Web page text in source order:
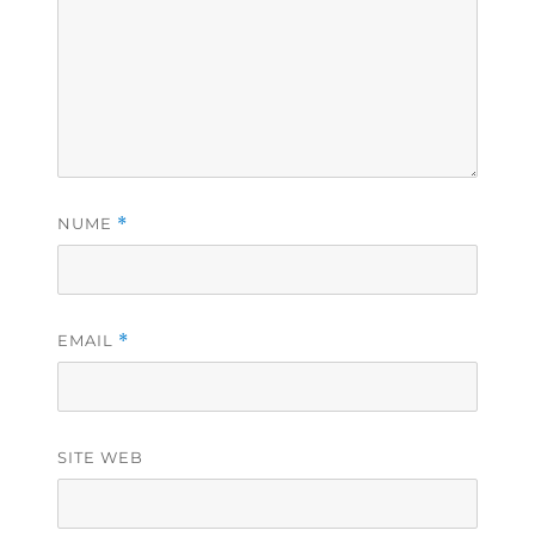
NUME *
EMAIL *
SITE WEB